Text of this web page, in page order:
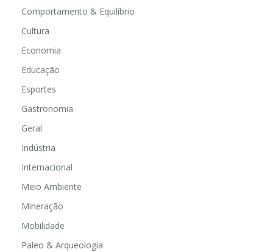
Comportamento & Equilíbrio
Cultura
Economia
Educação
Esportes
Gastronomia
Geral
Indústria
Internacional
Meio Ambiente
Mineração
Mobilidade
Paleo & Arqueologia